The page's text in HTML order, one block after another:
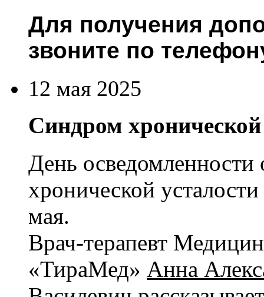
Для получения
звоните по
12 мая 2025
Синдром хронической
День осведомленности
хронической
мая.
Врач-терапевт
«ТираМед» Анна